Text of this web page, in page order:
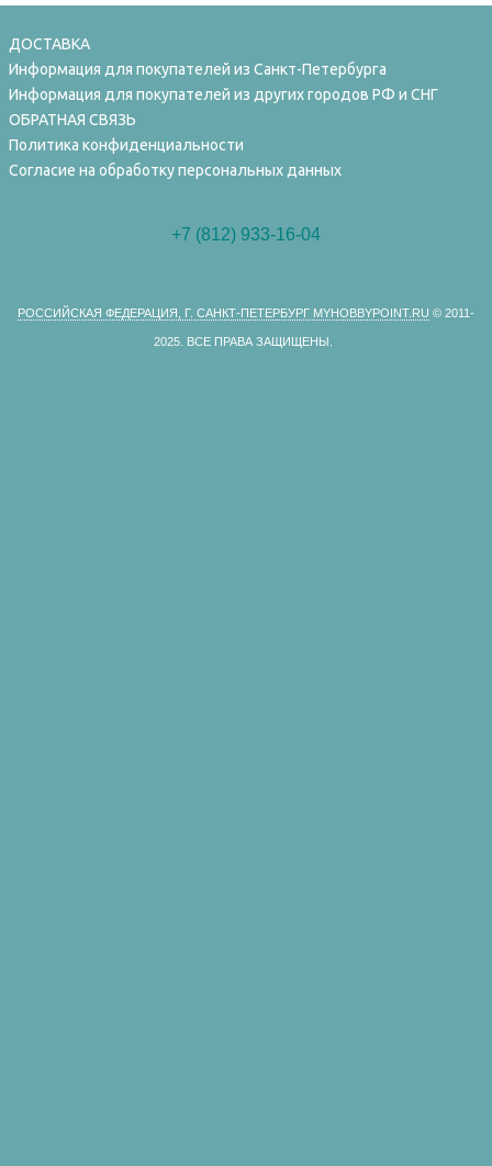
ДОСТАВКА
Информация для покупателей из Санкт-Петербурга
Информация для покупателей из других городов РФ и СНГ
ОБРАТНАЯ СВЯЗЬ
Политика конфиденциальности
Согласие на обработку персональных данных
+7 (812) 933-16-04
РОССИЙСКАЯ ФЕДЕРАЦИЯ, Г. САНКТ-ПЕТЕРБУРГ MYHOBBYPOINT.RU © 2011-
2025. ВСЕ ПРАВА ЗАЩИЩЕНЫ.